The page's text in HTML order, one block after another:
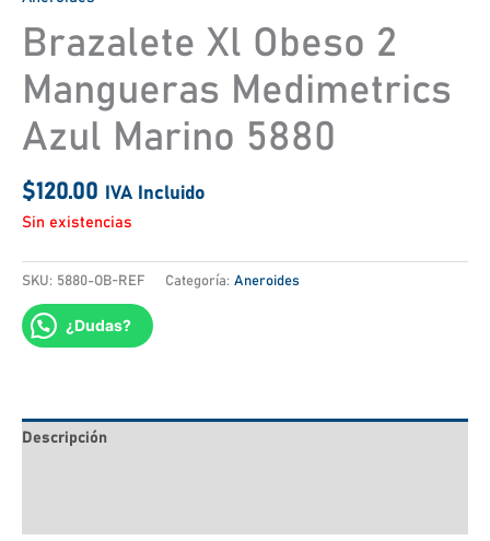
Brazalete Xl Obeso 2
Mangueras Medimetrics
Azul Marino 5880
$120.00 IVA Incluido
Sin existencias
SKU: 5880-OB-REF Categoría: Aneroides
¿Dudas?
Descripción